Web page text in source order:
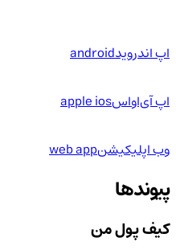
اپ اندرویدandroid
اپ آی‌او‌اسapple ios
وب اپلیکیشنweb app
پیوندها
کیف پول من